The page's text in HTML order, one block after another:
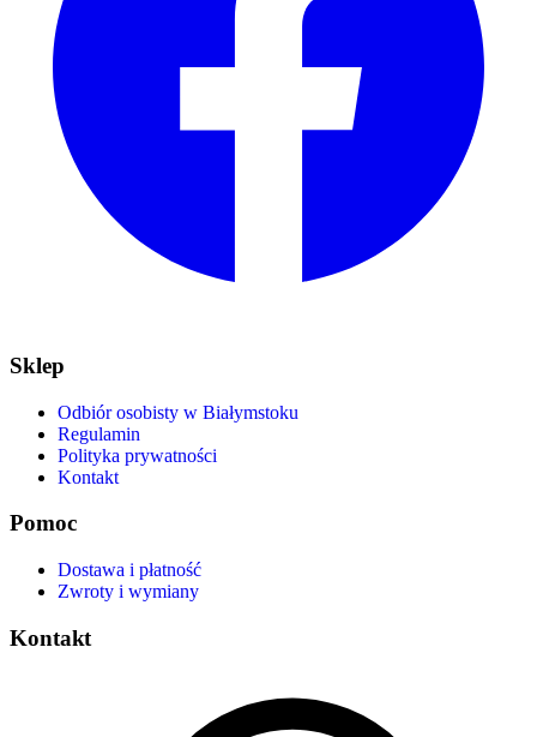
Sklep
Odbiór osobisty w Białymstoku
Regulamin
Polityka prywatności
Kontakt
Pomoc
Dostawa i płatność
Zwroty i wymiany
Kontakt